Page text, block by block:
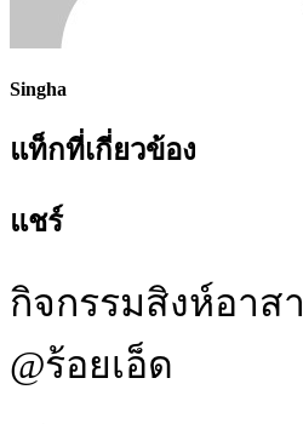
Singha
แท็กที่เกี่ยวข้อง
แชร์
กิจกรรมสิงห์อาส
@ร้อยเอ็ด